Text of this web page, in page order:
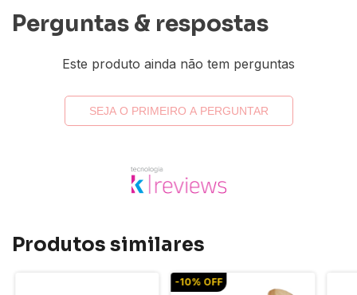
Perguntas & respostas
Este produto ainda não tem perguntas
SEJA O PRIMEIRO A PERGUNTAR
Produtos similares
-10% OFF